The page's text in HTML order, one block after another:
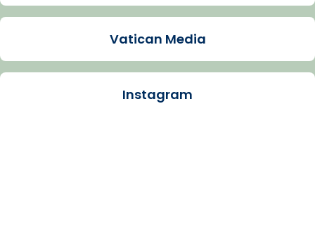
Imatge: Generada amb IA (OpenAI)
Arquebisbat de Barcelona
Vatican Media
Instagram